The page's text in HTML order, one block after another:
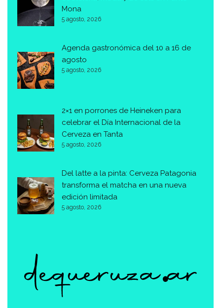
Mona
5 agosto, 2026
Agenda gastronómica del 10 a 16 de
agosto
5 agosto, 2026
2×1 en porrones de Heineken para
celebrar el Día Internacional de la
Cerveza en Tanta
5 agosto, 2026
Del latte a la pinta: Cerveza Patagonia
transforma el matcha en una nueva
edición limitada
5 agosto, 2026